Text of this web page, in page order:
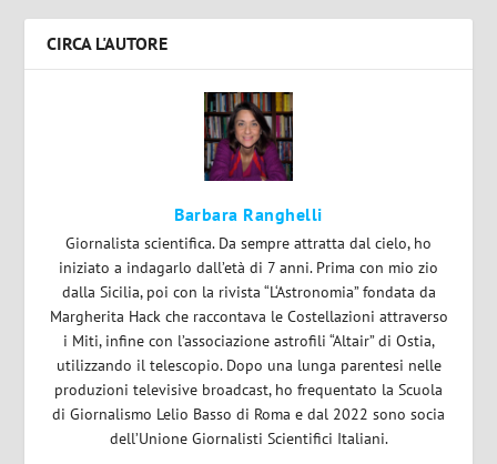
CIRCA L'AUTORE
Barbara Ranghelli
Giornalista scientifica. Da sempre attratta dal cielo, ho
iniziato a indagarlo dall’età di 7 anni. Prima con mio zio
dalla Sicilia, poi con la rivista “L‘Astronomia” fondata da
Margherita Hack che raccontava le Costellazioni attraverso
i Miti, infine con l’associazione astrofili “Altair” di Ostia,
utilizzando il telescopio. Dopo una lunga parentesi nelle
produzioni televisive broadcast, ho frequentato la Scuola
di Giornalismo Lelio Basso di Roma e dal 2022 sono socia
dell’Unione Giornalisti Scientifici Italiani.